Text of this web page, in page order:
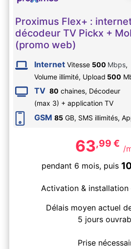
Proximus Flex+ :
décodeur TV Pickx +
(promo web)
Internet Vitesse 500 Mbps,
Volume illimité, Upload 500
TV 80 chaines, Décodeur
(max 3) + application TV
GSM 85 GB, SMS illimités,
63,99 € /
pendant 6 mois, puis
Activation & installation
Délais moyen actuel
5 jours
Prise